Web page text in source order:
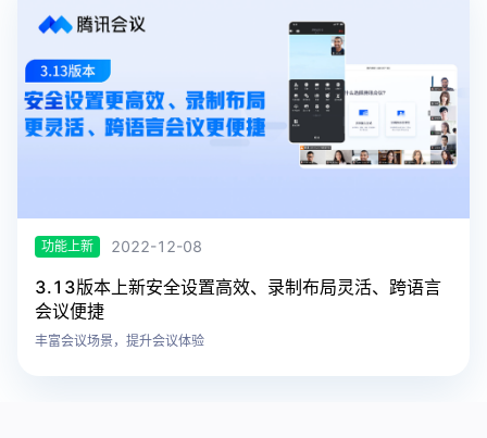
功能上新 2022-12-08
3.13版本上新安全设置高效、录制布局灵活、跨语言
会议便捷
丰富会议场景，提升会议体验